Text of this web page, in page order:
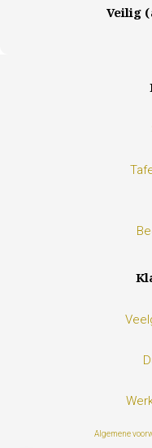
Veilig
Algemene